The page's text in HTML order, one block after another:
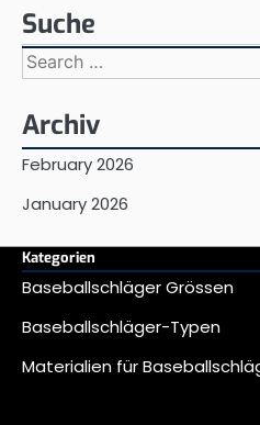
Suche
Search
for:
Archiv
February 2026
January 2026
Kategorien
Baseballschläger Grössen
Baseballschläger-Typen
Materialien für